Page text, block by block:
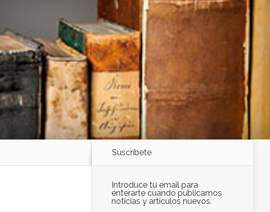
Suscríbete
Introduce tu email para
enterarte cuando publicamos
noticias y artículos nuevos.